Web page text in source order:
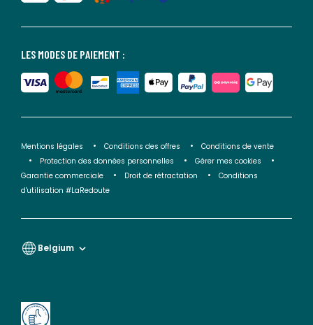
LES MODES DE PAIEMENT :
Mentions légales Conditions des offres
Conditions de vente
Protection des données personnelles
Gérer mes cookies
Garantie commerciale
Droit de rétractation
Conditions
d'utilisation #LaRedoute
Belgium